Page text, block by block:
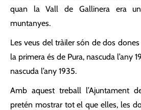
quan la Vall de Gallinera era
muntanyes.
Les veus del tràiler són de dos dones
la primera és de Pura, nascuda l’any
nascuda l’any 1935.
Amb aquest treball l’Ajuntament
pretén mostrar tot el que elles, les